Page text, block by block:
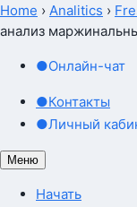
Home › Analitics ›
анализ
●Онлайн-чат
●Контакты
●Личный
Меню
Начать